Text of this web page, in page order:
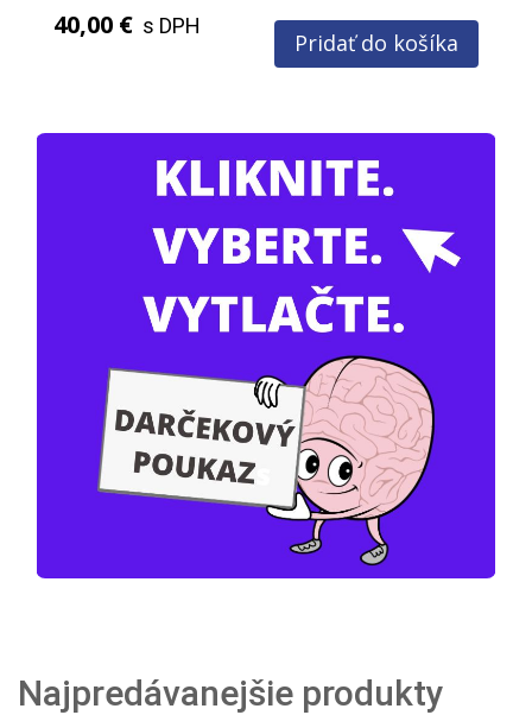
40,00 € s DPH
Pridať do košíka
Najpredávanejšie produkty